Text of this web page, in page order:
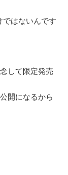
ではないんです
して限定発売
開になるから